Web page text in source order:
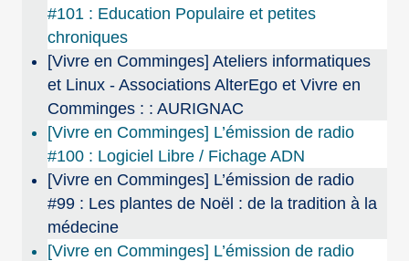
#101 : Education Populaire et petites
chroniques
[Vivre en Comminges] Ateliers informatiques
et Linux - Associations AlterEgo et Vivre en
Comminges : : AURIGNAC
[Vivre en Comminges] L’émission de radio
#100 : Logiciel Libre / Fichage ADN
[Vivre en Comminges] L’émission de radio
#99 : Les plantes de Noël : de la tradition à la
médecine
[Vivre en Comminges] L’émission de radio